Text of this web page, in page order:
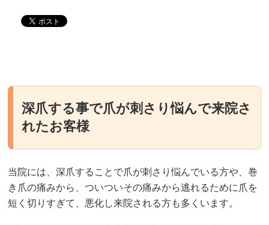
深爪する事で爪が刺さり悩んで来院さ
れたお客様
当院には、深爪することで爪が刺さり悩んでいる方や、巻
き爪の痛みから、ついついその痛みから逃れるために爪を
短く切りすぎて、悪化し来院される方も多くいます。